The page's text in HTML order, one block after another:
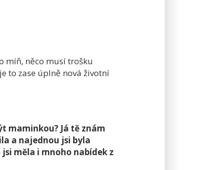
míň, něco musí trošku
to zase úplně nová životní
maminkou? Já tě znám
a najednou jsi byla
měla i mnoho nabídek z